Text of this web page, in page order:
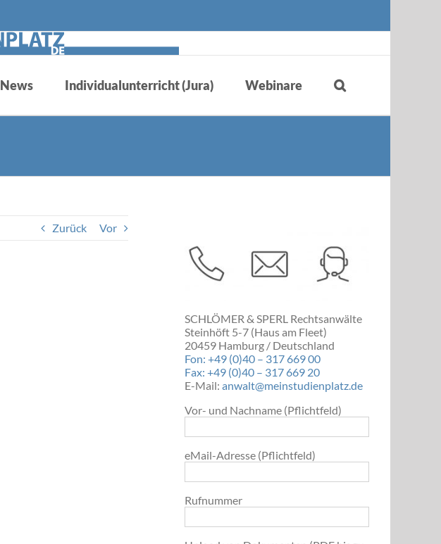
News Individualunterricht (Jura) Webinare
Zurück Vor
SCHLÖMER & SPERL Rechtsanwälte
Steinhöft 5-7 (Haus am Fleet)
20459 Hamburg / Deutschland
Fon: +49 (0)40 – 317 669 00
Fax: +49 (0)40 – 317 669 20
E-Mail: anwalt@meinstudienplatz.de
Vor- und Nachname (Pflichtfeld)
eMail-Adresse (Pflichtfeld)
Rufnummer